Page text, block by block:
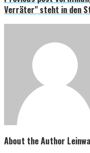
Verräter" steht in den
About the Author